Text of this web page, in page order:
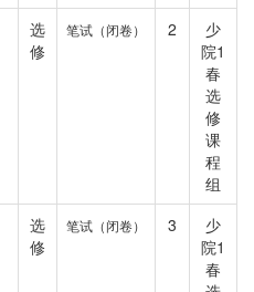
选
修
笔试（闭卷） 2
少
院1
春
选
修
课
程
组
选
修
笔试（闭卷） 3
少
院1
春